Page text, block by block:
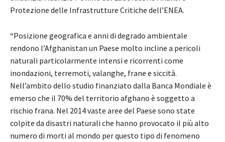
Protezione delle Infrastrutture Critiche dell’ENEA.
“Posizione geografica e anni di degrado ambientale
rendono l’Afghanistan un Paese molto incline a pericoli
naturali particolarmente intensi e ricorrenti come
inondazioni, terremoti, valanghe, frane e siccità.
Nell’ambito dello studio finanziato dalla Banca Mondiale è
emerso che il 70% del territorio afghano è soggetto a
rischio frana. Nel 2014 vaste aree del Paese sono state
colpite da disastri naturali che hanno provocato il più alto
numero di morti al mondo per questo tipo di fenomeno